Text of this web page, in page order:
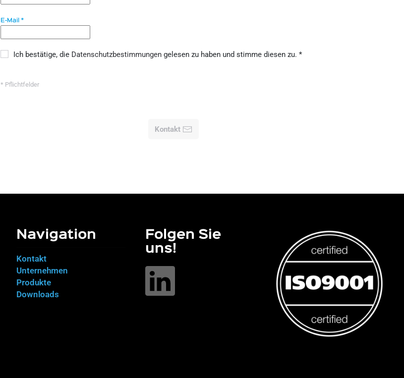
E-Mail*
Ich bestätige, die Datenschutzbestimmungen gelesen zu haben und stimme diesen zu.*
* Pflichtfelder
Kontakt
Navigation
Kontakt
Unternehmen
Produkte
Downloads
Folgen Sie
uns!